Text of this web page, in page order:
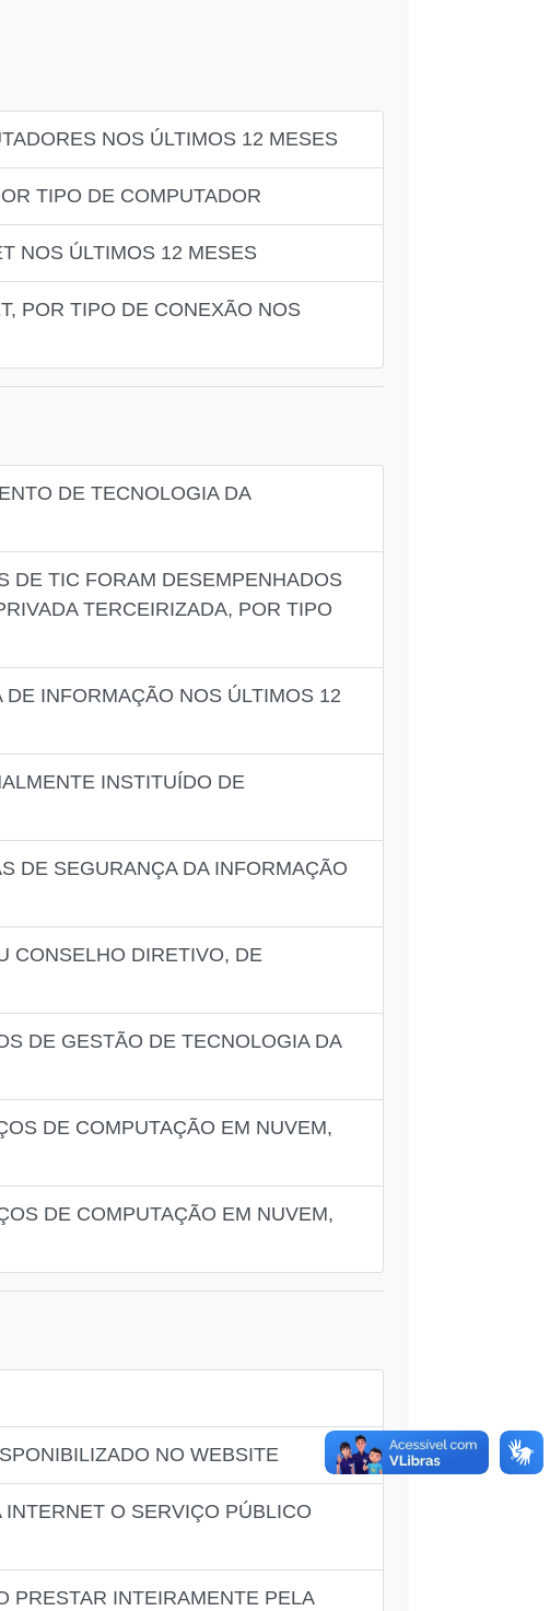
NOS ÚLTIMOS 12 MESES
TIPO DE COMPUTADOR
NOS ÚLTIMOS 12 MESES
POR TIPO DE CONEXÃO NOS
DE TECNOLOGIA DA
DE TIC FORAM DESEMPENHADOS
TERCEIRIZADA, POR TIPO
INFORMAÇÃO NOS ÚLTIMOS 12
INSTITUÍDO DE
DE SEGURANÇA DA INFORMAÇÃO
CONSELHO DIRETIVO, DE
DE GESTÃO DE TECNOLOGIA DA
DE COMPUTAÇÃO EM NUVEM,
DE COMPUTAÇÃO EM NUVEM,
NO WEBSITE
O SERVIÇO PÚBLICO
PRESTAR INTEIRAMENTE PELA